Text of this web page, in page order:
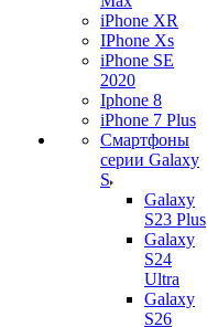
iPhone XR
IPhone Xs
iPhone SE
2020
Iphone 8
iPhone 7 Plus
Смартфоны
серии Galaxy
S
Galaxy
S23 Plus
Galaxy
S24
Ultra
Galaxy
S26